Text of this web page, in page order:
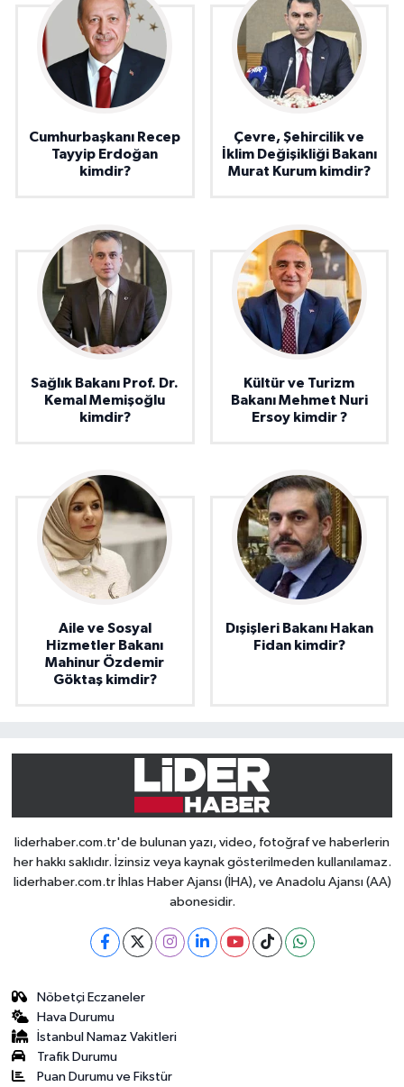
Cumhurbaşkanı Recep
Tayyip Erdoğan
kimdir?
Çevre, Şehircilik ve
İklim Değişikliği Bakanı
Murat Kurum kimdir?
Sağlık Bakanı Prof. Dr.
Kemal Memişoğlu
kimdir?
Kültür ve Turizm
Bakanı Mehmet Nuri
Ersoy kimdir ?
Aile ve Sosyal
Hizmetler Bakanı
Mahinur Özdemir
Göktaş kimdir?
Dışişleri Bakanı Hakan
Fidan kimdir?
liderhaber.com.tr'de bulunan yazı, video, fotoğraf ve haberlerin
her hakkı saklıdır. İzinsiz veya kaynak gösterilmeden kullanılamaz.
liderhaber.com.tr İhlas Haber Ajansı (İHA), ve Anadolu Ajansı (AA)
abonesidir.
Nöbetçi Eczaneler
Hava Durumu
İstanbul Namaz Vakitleri
Trafik Durumu
Puan Durumu ve Fikstür